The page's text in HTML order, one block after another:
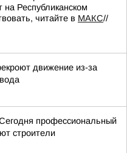
на Республиканском
читайте в МАКС//
движение из-за
профессиональный
строители